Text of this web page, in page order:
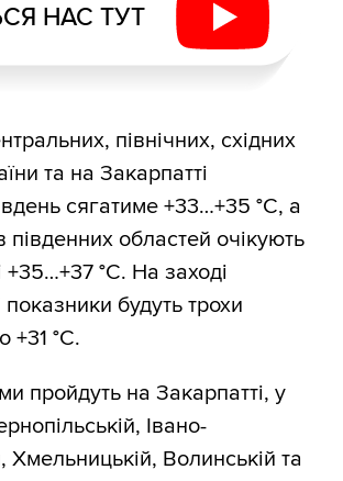
НАС ТУТ
північних, східних
та на Закарпатті
сягатиме +33…+35 °С, а
областей очікують
+35…+37 °С. На заході
будуть трохи
+31 °С.
пройдуть на Закарпатті, у
Івано-
Хмельницькій, Волинській та